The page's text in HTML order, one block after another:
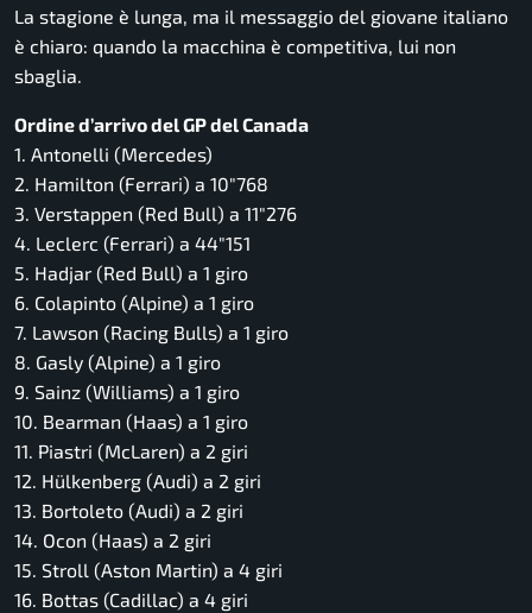
La stagione è lunga, ma il messaggio del giovane italiano
è chiaro: quando la macchina è competitiva, lui non
sbaglia.
Ordine d’arrivo del GP del Canada
1. Antonelli (Mercedes)
2. Hamilton (Ferrari) a 10″768
3. Verstappen (Red Bull) a 11″276
4. Leclerc (Ferrari) a 44″151
5. Hadjar (Red Bull) a 1 giro
6. Colapinto (Alpine) a 1 giro
7. Lawson (Racing Bulls) a 1 giro
8. Gasly (Alpine) a 1 giro
9. Sainz (Williams) a 1 giro
10. Bearman (Haas) a 1 giro
11. Piastri (McLaren) a 2 giri
12. Hülkenberg (Audi) a 2 giri
13. Bortoleto (Audi) a 2 giri
14. Ocon (Haas) a 2 giri
15. Stroll (Aston Martin) a 4 giri
16. Bottas (Cadillac) a 4 giri